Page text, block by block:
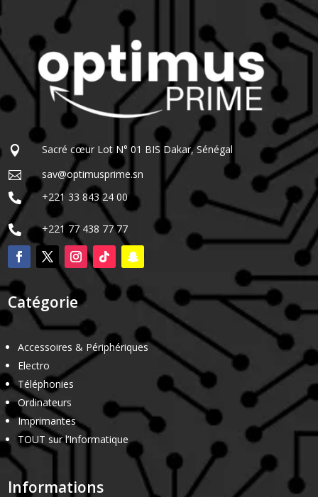
 Sacré cœur Lot N° 01 BIS Dakar, Sénégal
 sav@optimusprime.sn
 +221 33 843 24 00
 +221 77 438 77 77
Catégorie
Accessoires & Périphériques
Electro
Téléphonies
Ordinateurs
Imprimantes
TOUT sur l’Informatique
Informations